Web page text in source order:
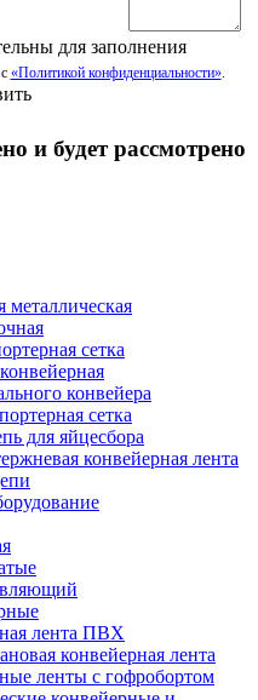
для заполнения
«Политикой конфиденциальности».
и будет рассмотрено
металлическая
сетка
конвейера
сетка
для яйцесбора
конвейерная лента
лента ПВХ
конвейерная лента
ленты с гофробортом